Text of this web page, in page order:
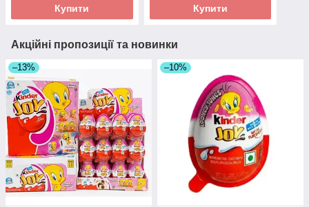
Купити Купити
Акційні пропозиції та новинки
–13% –10%